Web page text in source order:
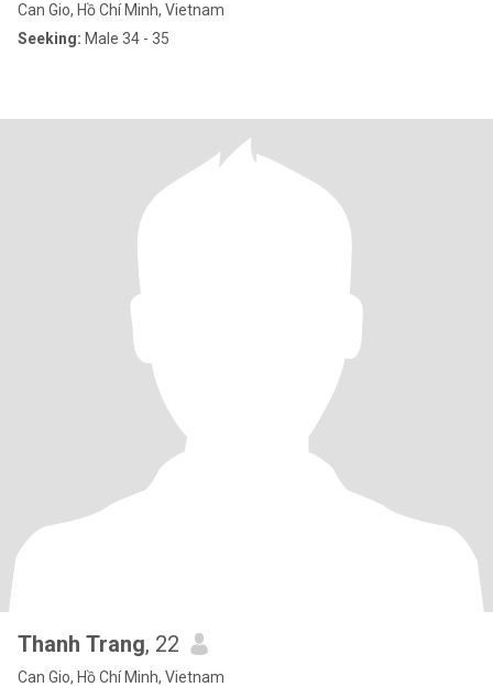
Can Gio, Hồ Chí Minh, Vietnam
Seeking: Male 34 - 35
Thanh Trang, 22
Can Gio, Hồ Chí Minh, Vietnam